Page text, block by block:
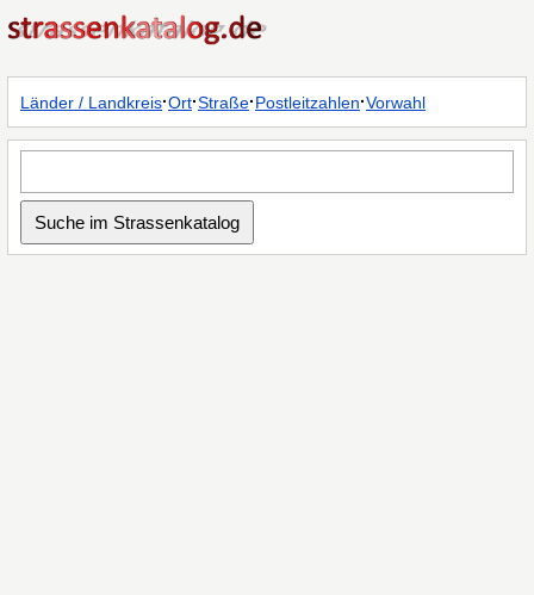
Länder / Landkreis·Ort·Straße·Postleitzahlen·Vorwahl